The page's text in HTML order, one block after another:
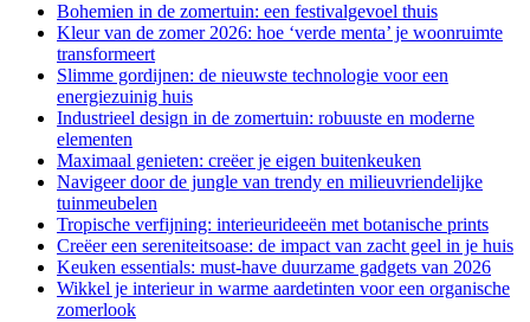
Bohemien in de zomertuin: een festivalgevoel thuis
Kleur van de zomer 2026: hoe ‘verde menta’ je woonruimte
transformeert
Slimme gordijnen: de nieuwste technologie voor een
energiezuinig huis
Industrieel design in de zomertuin: robuuste en moderne
elementen
Maximaal genieten: creëer je eigen buitenkeuken
Navigeer door de jungle van trendy en milieuvriendelijke
tuinmeubelen
Tropische verfijning: interieurideeën met botanische prints
Creëer een sereniteitsoase: de impact van zacht geel in je huis
Keuken essentials: must-have duurzame gadgets van 2026
Wikkel je interieur in warme aardetinten voor een organische
zomerlook